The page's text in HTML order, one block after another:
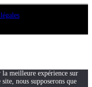
meilleure expérience sur
nous supposerons que